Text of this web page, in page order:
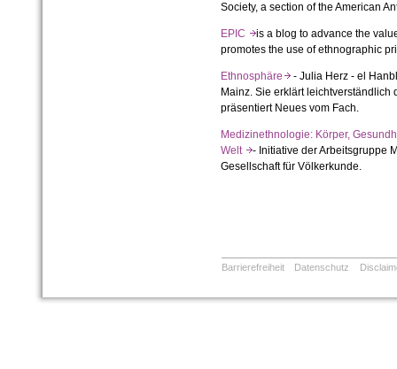
Society, a section of the American
EPICis a blog to advance the
promotes the use of ethnographic
Ethnosphäre- Julia Herz - el
Mainz. Sie erklärt
präsentiert Neues vom Fach.
Medizinethnologie: Körper,
Welt- Initiative der Arbeitsgruppe
Gesellschaft für Völkerkunde.
Barrierefreiheit Datenschutz